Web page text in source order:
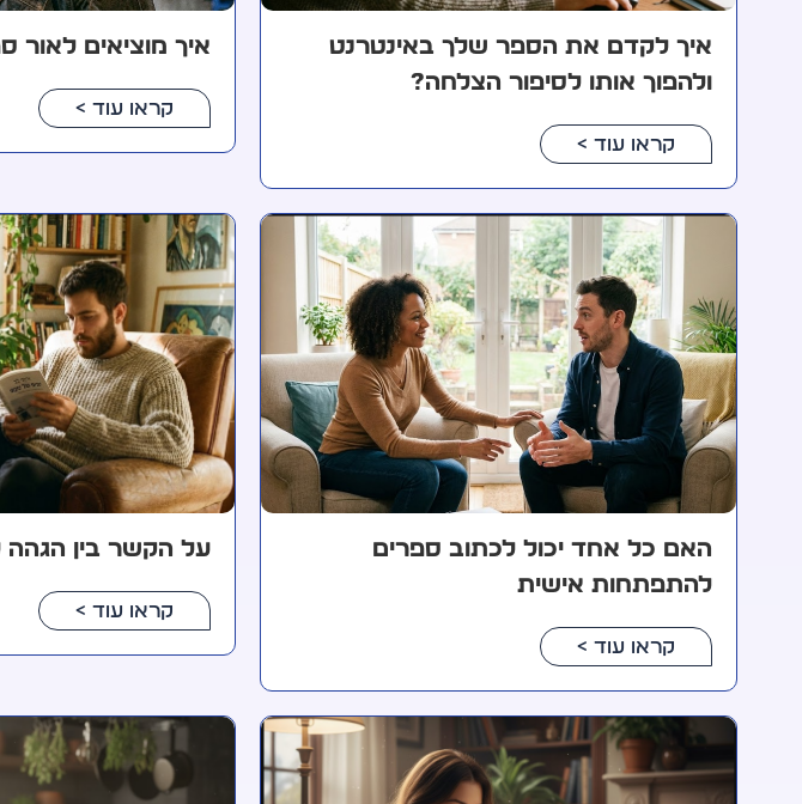
איך לקדם את הספר שלך באינטרנט
ולהפוך אותו לסיפור הצלחה?
קראו עוד >
איך מוציאים לאור
קראו עוד >
האם כל אחד יכול לכתוב ספרים
להתפתחות אישית
קראו עוד >
על הקשר בין הגהה
קראו עוד >